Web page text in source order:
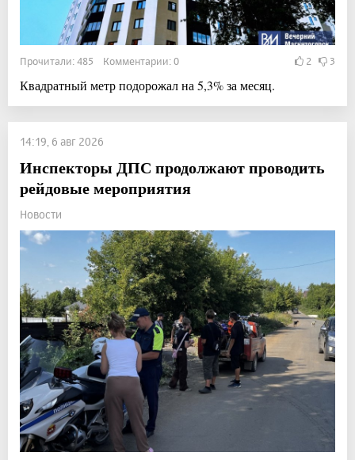
Прочитали: 485 Комментарии: 0 2 3
Квадратный метр подорожал на 5,3% за месяц.
14:19, 6 авг 2026
Инспекторы ДПС продолжают проводить
рейдовые мероприятия
Новости